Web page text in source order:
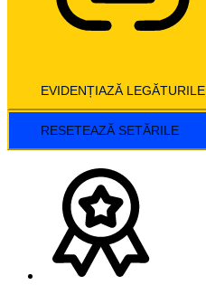
EVIDENȚIAZĂ LEGĂTURILE
RESETEAZĂ SETĂRILE